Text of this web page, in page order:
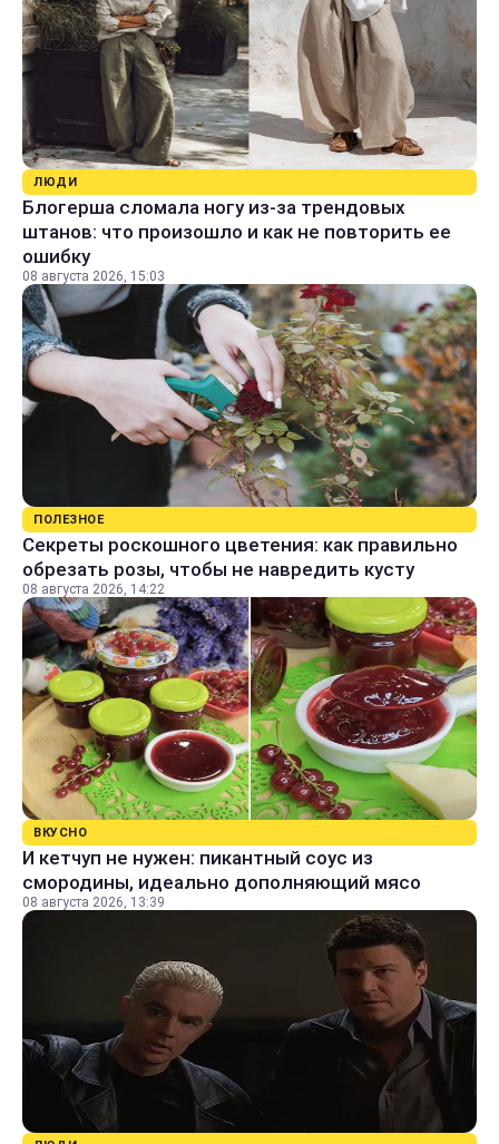
ЛЮДИ
Блогерша сломала ногу из-за трендовых
штанов: что произошло и как не повторить ее
ошибку
08 августа 2026, 15:03
ПОЛЕЗНОЕ
Секреты роскошного цветения: как правильно
обрезать розы, чтобы не навредить кусту
08 августа 2026, 14:22
ВКУСНО
И кетчуп не нужен: пикантный соус из
смородины, идеально дополняющий мясо
08 августа 2026, 13:39